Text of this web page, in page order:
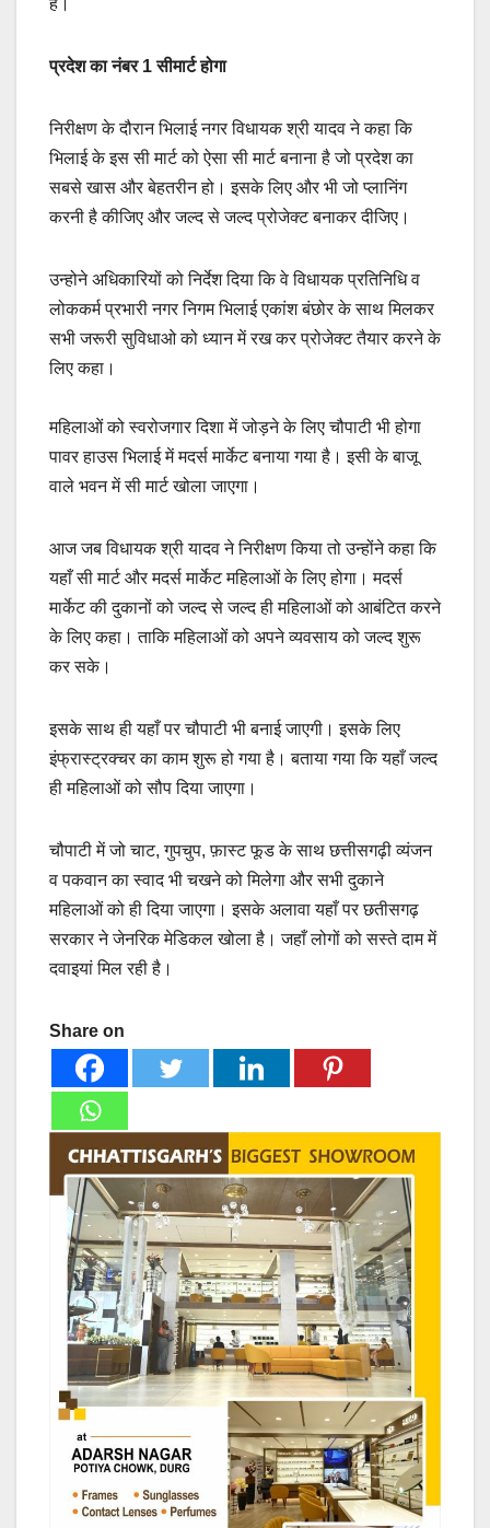
है।
प्रदेश का नंबर 1 सीमार्ट होगा
निरीक्षण के दौरान भिलाई नगर विधायक श्री यादव ने कहा कि
भिलाई के इस सी मार्ट को ऐसा सी मार्ट बनाना है जो प्रदेश का
सबसे खास और बेहतरीन हो। इसके लिए और भी जो प्लानिंग
करनी है कीजिए और जल्द से जल्द प्रोजेक्ट बनाकर दीजिए।
उन्होने अधिकारियों को निर्देश दिया कि वे विधायक प्रतिनिधि व
लोककर्म प्रभारी नगर निगम भिलाई एकांश बंछोर के साथ मिलकर
सभी जरूरी सुविधाओ को ध्यान में रख कर प्रोजेक्ट तैयार करने के
लिए कहा।
महिलाओं को स्वरोजगार दिशा में जोड़ने के लिए चौपाटी भी होगा
पावर हाउस भिलाई में मदर्स मार्केट बनाया गया है। इसी के बाजू
वाले भवन में सी मार्ट खोला जाएगा।
आज जब विधायक श्री यादव ने निरीक्षण किया तो उन्होंने कहा कि
यहाँ सी मार्ट और मदर्स मार्केट महिलाओं के लिए होगा। मदर्स
मार्केट की दुकानों को जल्द से जल्द ही महिलाओं को आबंटित करने
के लिए कहा। ताकि महिलाओं को अपने व्यवसाय को जल्द शुरू
कर सके।
इसके साथ ही यहाँ पर चौपाटी भी बनाई जाएगी। इसके लिए
इंफ्रास्ट्रक्चर का काम शुरू हो गया है। बताया गया कि यहाँ जल्द
ही महिलाओं को सौप दिया जाएगा।
चौपाटी में जो चाट, गुपचुप, फ़ास्ट फूड के साथ छत्तीसगढ़ी व्यंजन
व पकवान का स्वाद भी चखने को मिलेगा और सभी दुकाने
महिलाओं को ही दिया जाएगा। इसके अलावा यहाँ पर छतीसगढ़
सरकार ने जेनरिक मेडिकल खोला है। जहाँ लोगों को सस्ते दाम में
दवाइयां मिल रही है।
Share on